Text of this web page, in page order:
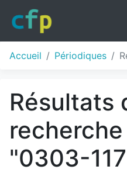
Accueil Périodiques
Résultats
"0303-